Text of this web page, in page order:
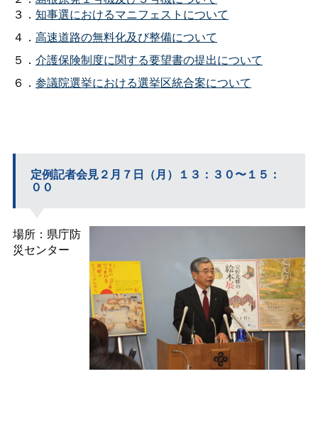
３． 知事選におけるマニフェストについて
４． 高速道路の無料化及び整備について
５． 介護保険制度に関する要望書の提出について
６． 参議院選挙における選挙区統合案について
定例記者会見２月７日（月）１３：３０〜１５：
００
場所：県庁防
災センター